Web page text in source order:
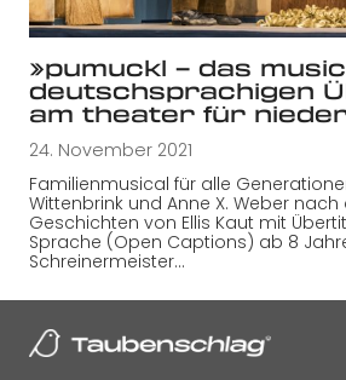
»pumuckl – das
deutschsprachigen
am theater für
24. November 2021
Familienmusical für alle
Wittenbrink und Anne X. Weber
Geschichten von Ellis Kaut mit
Sprache (Open Captions) ab 8
Schreinermeister…